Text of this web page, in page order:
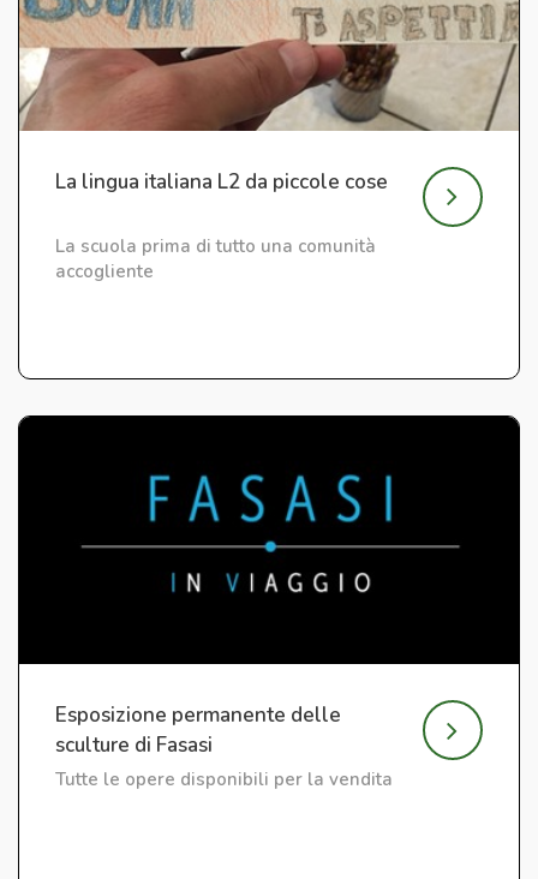
La lingua italiana L2 da piccole cose
La scuola prima di tutto una comunità
accogliente
Esposizione permanente delle
sculture di Fasasi
Tutte le opere disponibili per la vendita